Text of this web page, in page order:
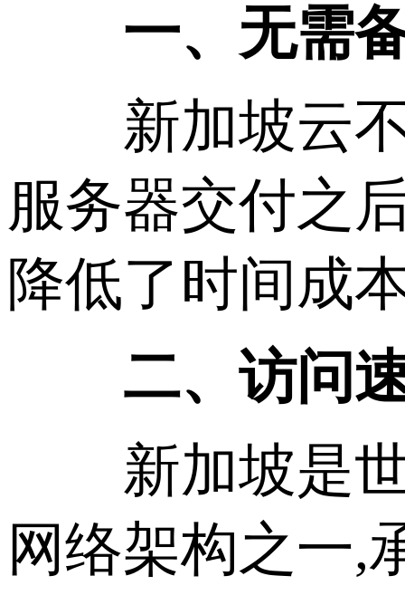
一、无需
新加坡云不
服务器交付之
降低了时间成
二、访问
新加坡是世
网络架构之一,